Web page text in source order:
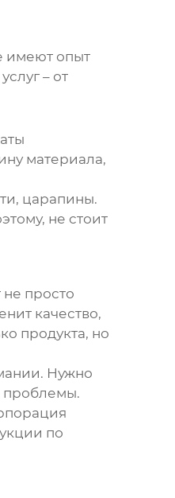
имеют опыт
– от
материала,
царапины.
не стоит
просто
качество,
продукта, но
Нужно
проблемы.
по